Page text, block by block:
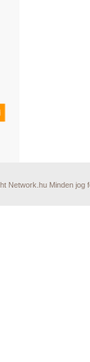
Network.hu Minden jog